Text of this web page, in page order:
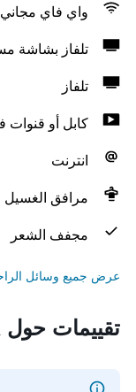
واي فاي مجاني
تلفاز بشاشة
تلفاز
كابل أو قنوات
انترنت
مرافق الغسيل
مجفف الشعر
عرض جميع وسائل الراحة
تقييمات حول Hotel Raxa